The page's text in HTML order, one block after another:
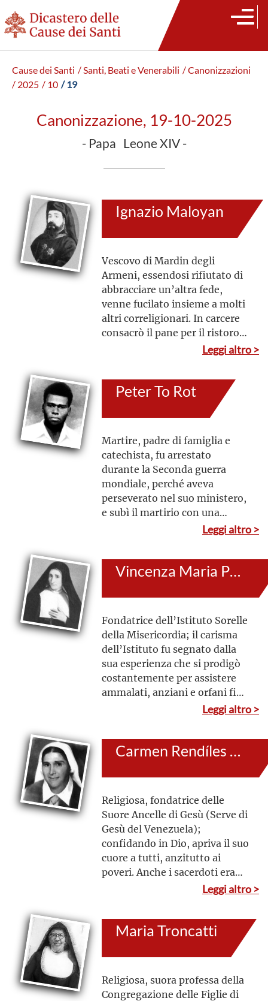
Cause dei Santi / Santi, Beati e Venerabili / Canonizzazioni
/ 2025 / 10 / 19
Canonizzazione, 19-10-2025
- Papa Leone XIV -
Ignazio Maloyan
Vescovo di Mardin degli
Armeni, essendosi rifiutato di
abbracciare un’altra fede,
venne fucilato insieme a molti
altri correligionari. In carcere
consacrò il pane per il ristoro
spirituale dei compagni diLeggi altro >
Peter To Rot
Martire, padre di famiglia e
catechista, fu arrestato
durante la Seconda guerra
mondiale, perché aveva
perseverato nel suo ministero,
e subì il martirio con una
iniezione di veleno letale.Leggi altro >
Vincenza Maria Poloni
Fondatrice dell’Istituto Sorelle
della Misericordia; il carisma
dell’Istituto fu segnato dalla
sua esperienza che si prodigò
costantemente per assistere
ammalati, anziani e orfani fino
Leggi altro >
Carmen Rendíles Martínez
Religiosa, fondatrice delle
Suore Ancelle di Gesù (Serve di
Gesù del Venezuela);
confidando in Dio, apriva il suo
cuore a tutti, anzitutto ai
poveri. Anche i sacerdoti erano
oggetto della sua devozione e
consigliera. Insieme alle
amore nelle parrocchie, nelle
bisognosi
Leggi altro >
Maria Troncatti
Religiosa, suora professa della
Congregazione delle Figlie di